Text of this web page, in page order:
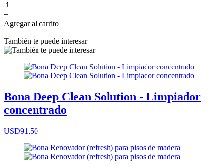
+
Agregar al carrito
También te puede interesar
Bona Deep Clean Solution - Limpiador
concentrado
USD91,50